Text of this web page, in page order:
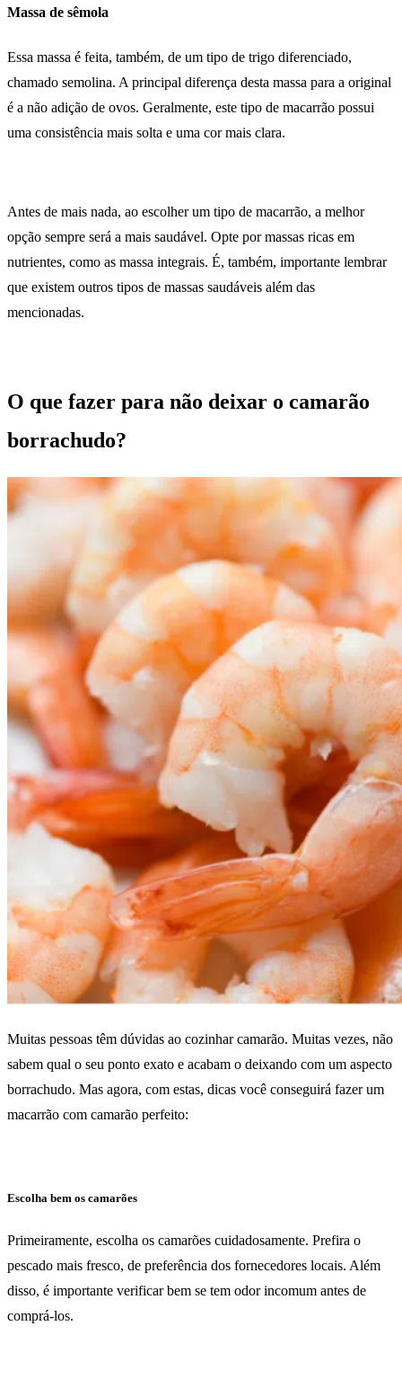
Massa de sêmola
Essa massa é feita, também, de um tipo de trigo diferenciado,
chamado semolina. A principal diferença desta massa para a original
é a não adição de ovos. Geralmente, este tipo de macarrão possui
uma consistência mais solta e uma cor mais clara.
Antes de mais nada, ao escolher um tipo de macarrão, a melhor
opção sempre será a mais saudável. Opte por massas ricas em
nutrientes, como as massa integrais. É, também, importante lembrar
que existem outros tipos de massas saudáveis além das
mencionadas.
O que fazer para não deixar o camarão
borrachudo?
Muitas pessoas têm dúvidas ao cozinhar camarão. Muitas vezes, não
sabem qual o seu ponto exato e acabam o deixando com um aspecto
borrachudo. Mas agora, com estas, dicas você conseguirá fazer um
macarrão com camarão perfeito:
Escolha bem os camarões
Primeiramente, escolha os camarões cuidadosamente. Prefira o
pescado mais fresco, de preferência dos fornecedores locais. Além
disso, é importante verificar bem se tem odor incomum antes de
comprá-los.